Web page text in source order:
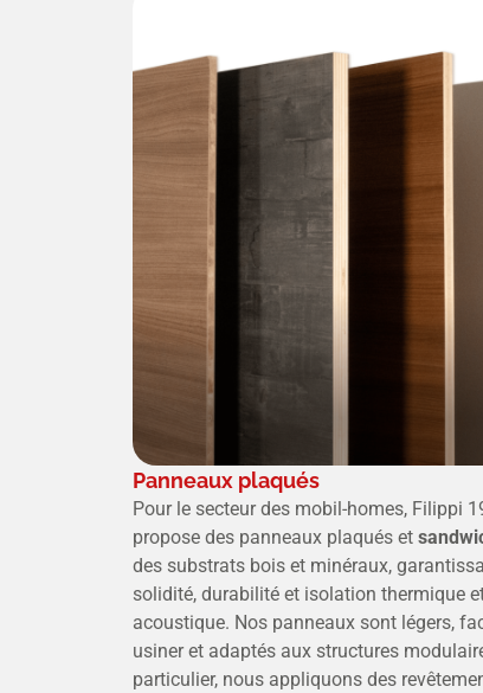
Panneaux plaqués
Pour le secteur des mobil-homes, Filippi
propose des panneaux plaqués et
des substrats bois et minéraux,
solidité, durabilité et isolation thermique
acoustique. Nos panneaux sont légers,
usiner et adaptés aux structures
particulier, nous appliquons des